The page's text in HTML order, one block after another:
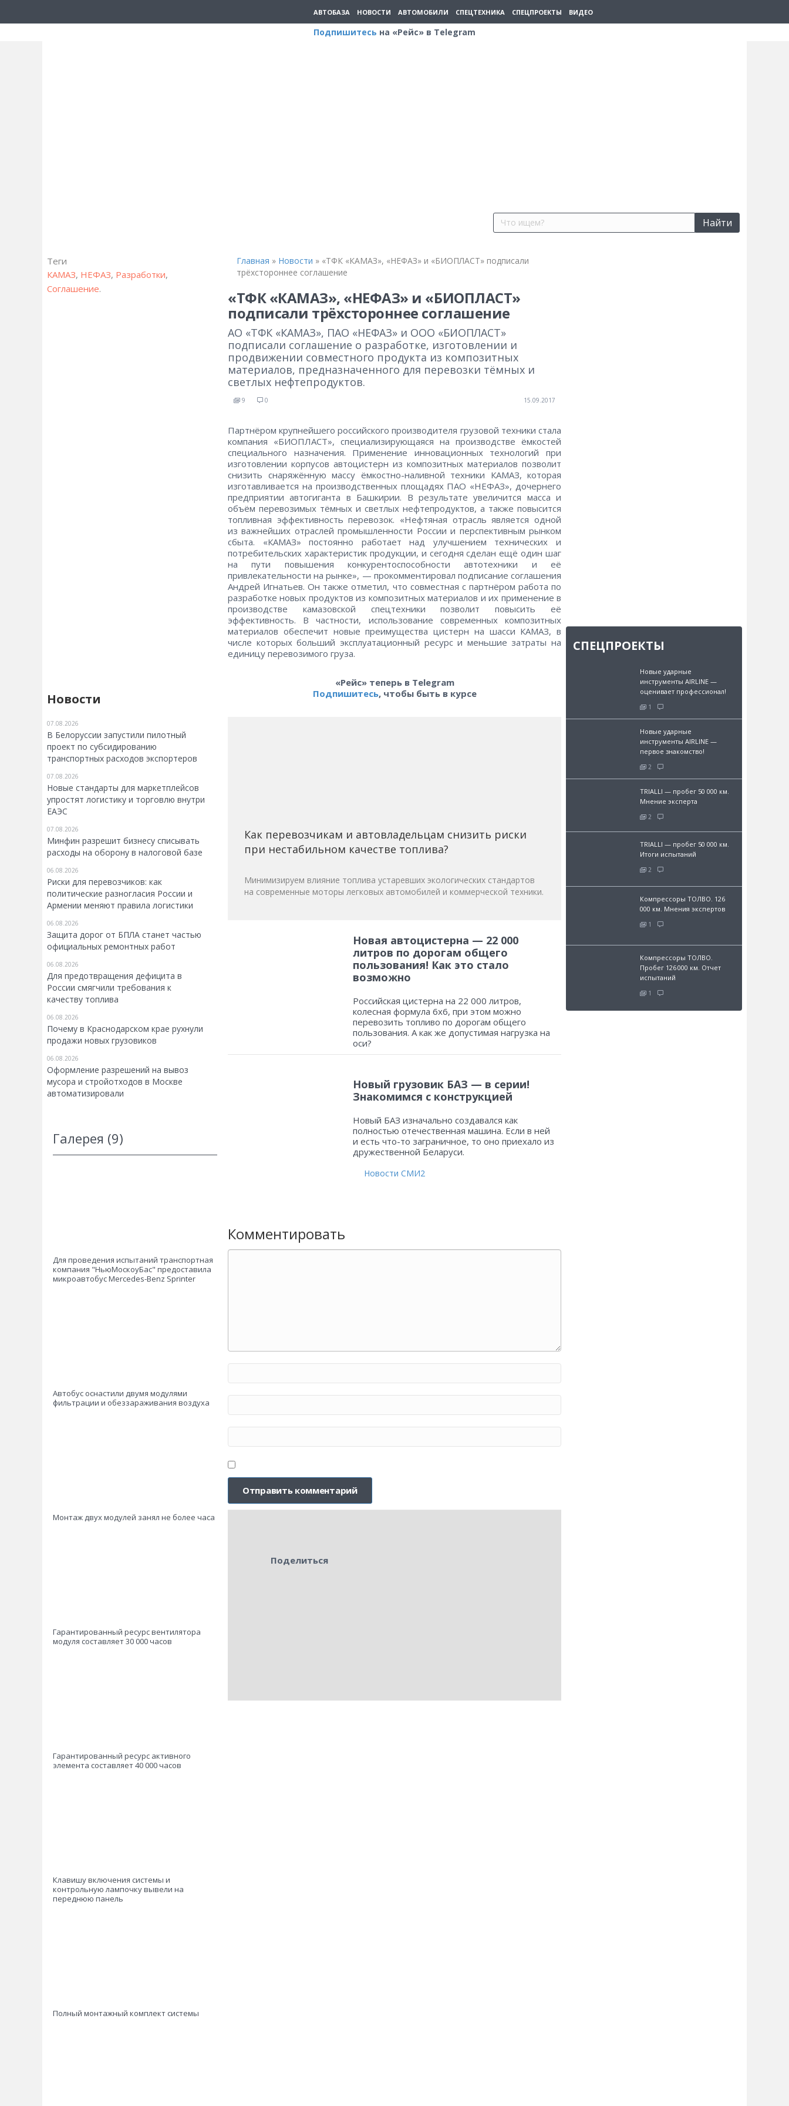
АВТОБАЗА НОВОСТИ АВТОМОБИЛИ СПЕЦТЕХНИКА СПЕЦПРОЕКТЫ ВИДЕО
Подпишитесь на «Рейс» в Telegram
Найти
Теги
КАМАЗ, НЕФАЗ, Разработки,
Соглашение.
Новости
07.08.2026
В Белоруссии запустили пилотный
проект по субсидированию
транспортных расходов экспортеров
07.08.2026
Новые стандарты для маркетплейсов
упростят логистику и торговлю внутри
ЕАЭС
07.08.2026
Минфин разрешит бизнесу списывать
расходы на оборону в налоговой базе
06.08.2026
Риски для перевозчиков: как
политические разногласия России и
Армении меняют правила логистики
06.08.2026
Защита дорог от БПЛА станет частью
официальных ремонтных работ
06.08.2026
Для предотвращения дефицита в
России смягчили требования к
качеству топлива
06.08.2026
Почему в Краснодарском крае рухнули
продажи новых грузовиков
06.08.2026
Оформление разрешений на вывоз
мусора и стройотходов в Москве
автоматизировали
Галерея (9)
Для проведения испытаний транспортная
компания "НьюМоскоуБас" предоставила
микроавтобус Mercedes-Benz Sprinter
Автобус оснастили двумя модулями
фильтрации и обеззараживания воздуха
Монтаж двух модулей занял не более часа
Гарантированный ресурс вентилятора
модуля составляет 30 000 часов
Гарантированный ресурс активного
элемента составляет 40 000 часов
Клавишу включения системы и
контрольную лампочку вывели на
переднюю панель
Полный монтажный комплект системы
Главная » Новости » «ТФК «КАМАЗ», «НЕФАЗ» и «БИОПЛАСТ» подписали
трёхстороннее соглашение
«ТФК «КАМАЗ», «НЕФАЗ» и «БИОПЛАСТ»
подписали трёхстороннее соглашение
АО «ТФК «КАМАЗ», ПАО «НЕФАЗ» и ООО «БИОПЛАСТ»
подписали соглашение о разработке, изготовлении и
продвижении совместного продукта из композитных
материалов, предназначенного для перевозки тёмных и
светлых нефтепродуктов.
9 0 15.09.2017
Партнёром крупнейшего российского производителя грузовой техники стала
компания «БИОПЛАСТ», специализирующаяся на производстве ёмкостей
специального назначения. Применение инновационных технологий при
изготовлении корпусов автоцистерн из композитных материалов позволит
снизить снаряжённую массу ёмкостно-наливной техники КАМАЗ, которая
изготавливается на производственных площадях ПАО «НЕФАЗ», дочернего
предприятии автогиганта в Башкирии. В результате увеличится масса и
объём перевозимых тёмных и светлых нефтепродуктов, а также повысится
топливная эффективность перевозок. «Нефтяная отрасль является одной
из важнейших отраслей промышленности России и перспективным рынком
сбыта. «КАМАЗ» постоянно работает над улучшением технических и
потребительских характеристик продукции, и сегодня сделан ещё один шаг
на пути повышения конкурентоспособности автотехники и её
привлекательности на рынке», — прокомментировал подписание соглашения
Андрей Игнатьев. Он также отметил, что совместная с партнёром работа по
разработке новых продуктов из композитных материалов и их применение в
производстве камазовской спецтехники позволит повысить её
эффективность. В частности, использование современных композитных
материалов обеспечит новые преимущества цистерн на шасси КАМАЗ, в
числе которых больший эксплуатационный ресурс и меньшие затраты на
единицу перевозимого груза.
«Рейс» теперь в Telegram
Подпишитесь, чтобы быть в курсе
Как перевозчикам и автовладельцам снизить риски
при нестабильном качестве топлива?
Минимизируем влияние топлива устаревших экологических стандартов
на современные моторы легковых автомобилей и коммерческой техники.
Новая автоцистерна — 22 000
литров по дорогам общего
пользования! Как это стало
возможно
Российская цистерна на 22 000 литров,
колесная формула 6х6, при этом можно
перевозить топливо по дорогам общего
пользования. А как же допустимая нагрузка на
оси?
Новый грузовик БАЗ — в серии!
Знакомимся с конструкцией
Новый БАЗ изначально создавался как
полностью отечественная машина. Если в ней
и есть что-то заграничное, то оно приехало из
дружественной Беларуси.
Новости СМИ2
Комментировать
Поделиться
СПЕЦПРОЕКТЫ
Новые ударные
инструменты AIRLINE —
оценивает профессионал!
1
Новые ударные
инструменты AIRLINE —
первое знакомство!
2
TRIALLI — пробег 50 000 км.
Мнение эксперта
2
TRIALLI — пробег 50 000 км.
Итоги испытаний
2
Компрессоры ТОЛВО. 126
000 км. Мнения экспертов
1
Компрессоры ТОЛВО.
Пробег 126 000 км. Отчет
испытаний
1